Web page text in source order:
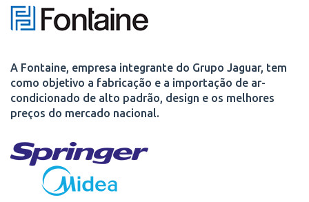
A Fontaine, empresa integrante do Grupo Jaguar, tem
como objetivo a fabricação e a importação de ar-
condicionado de alto padrão, design e os melhores
preços do mercado nacional.